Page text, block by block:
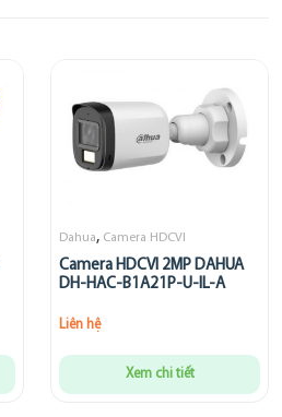
Dahua, Camera HDCVI
Camera HDCVI 2MP DAHUA
DH-HAC-B1A21P-U-IL-A
Liên hệ
Xem chi tiết